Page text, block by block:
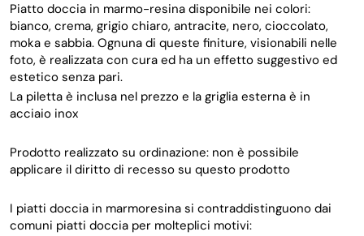
Piatto doccia in marmo-resina disponibile nei colori:
bianco, crema, grigio chiaro, antracite, nero, cioccolato,
moka e sabbia. Ognuna di queste finiture, visionabili nelle
foto, è realizzata con cura ed ha un effetto suggestivo ed
estetico senza pari.
La piletta è inclusa nel prezzo e la griglia esterna è in
acciaio inox
Prodotto realizzato su ordinazione: non è possibile
applicare il diritto di recesso su questo prodotto
I piatti doccia in marmoresina si contraddistinguono dai
comuni piatti doccia per molteplici motivi: